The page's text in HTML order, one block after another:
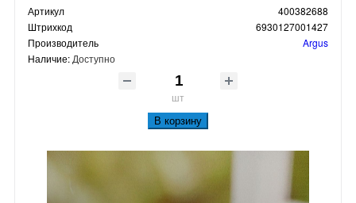
Артикул
400382688
Штрихкод
6930127001427
Производитель
Argus
Наличие: Доступно
шт
В корзину